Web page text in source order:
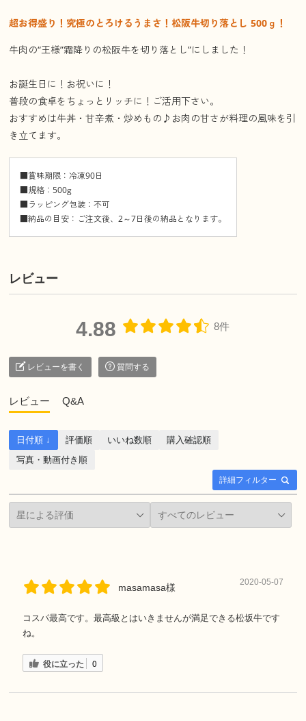
超お得盛り！究極のとろけるうまさ！松阪牛切り落とし 500ｇ！
牛肉の“王様”霜降りの松阪牛を切り落とし”にしました！
お誕生日に！お祝いに！
普段の食卓をちょっとリッチに！ご活用下さい。
おすすめは牛丼・甘辛煮・炒めもの♪お肉の甘さが料理の風味を引
き立てます。
■賞味期限：冷凍90日
■規格：500g
■ラッピング包装：不可
■納品の目安：ご注文後、2～7日後の納品となります。
レビュー
4.88 8件
レビューを書く 質問する
レビュー Q&A
詳細フィルター
日付順 ↓ 評価順 いいね数順
購入確認順
写真・動画付き順
masamasa様 2020-05-07
コスパ最高です。最高級とはいきませんが満足できる松坂牛です
ね。
役に立った 0